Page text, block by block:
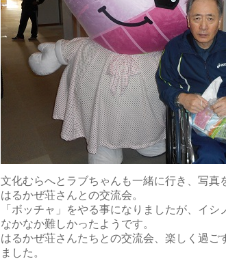
文化むらへとラブちゃんも一緒に行き、写真
はるかぜ荘さんとの交流会。
「ボッチャ」をやる事になりましたが、イシ
なかなか難しかったようです。
はるかぜ荘さんたちとの交流会、楽しく過ご
ました。